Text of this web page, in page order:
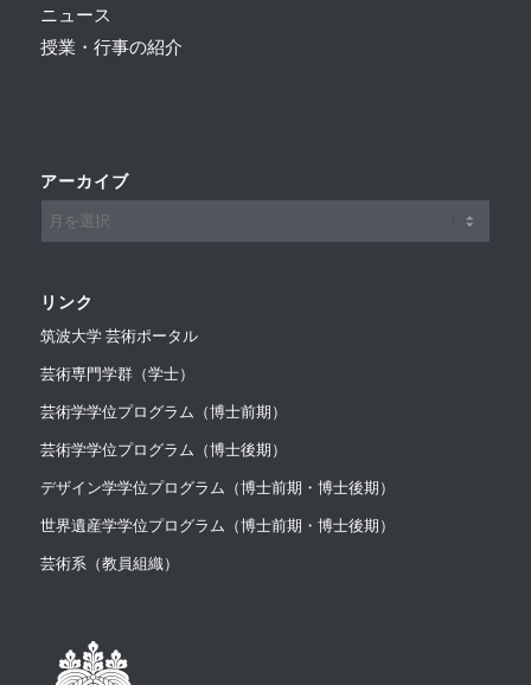
ニュース
授業・行事の紹介
アーカイブ
リンク
筑波大学 芸術ポータル
芸術専門学群（学士）
芸術学学位プログラム（博士前期）
芸術学学位プログラム（博士後期）
デザイン学学位プログラム（博士前期・博士後期）
世界遺産学学位プログラム（博士前期・博士後期）
芸術系（教員組織）